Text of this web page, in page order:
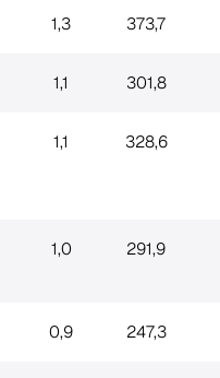
1,3 373,7
1,1 301,8
1,1 328,6
1,0 291,9
0,9 247,3